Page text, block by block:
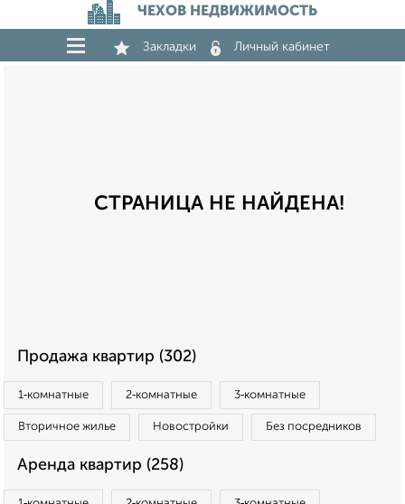
ЧЕХОВ НЕДВИЖИМОСТЬ
Закладки Личный кабинет
СТРАНИЦА НЕ НАЙДЕНА!
Продажа квартир (302)
1‑комнатные 2‑комнатные 3‑комнатные
Вторичное жилье Новостройки Без посредников
Аренда квартир (258)